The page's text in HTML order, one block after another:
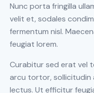
Nunc porta fringilla
velit et, sodales
fermentum nisl.
feugiat lorem.
Curabitur sed erat vel
arcu tortor, sollicitudin
lectus. Ut efficitur